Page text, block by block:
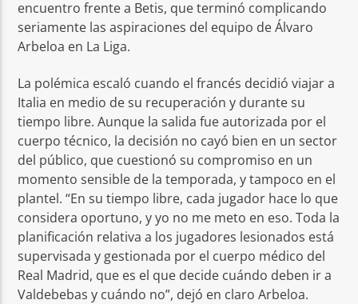
encuentro frente a Betis, que terminó complicando
seriamente las aspiraciones del equipo de Álvaro
Arbeloa en La Liga.
La polémica escaló cuando el francés decidió viajar a
Italia en medio de su recuperación y durante su
tiempo libre. Aunque la salida fue autorizada por el
cuerpo técnico, la decisión no cayó bien en un sector
del público, que cuestionó su compromiso en un
momento sensible de la temporada, y tampoco en el
plantel. “En su tiempo libre, cada jugador hace lo que
considera oportuno, y yo no me meto en eso. Toda la
planificación relativa a los jugadores lesionados está
supervisada y gestionada por el cuerpo médico del
Real Madrid, que es el que decide cuándo deben ir a
Valdebebas y cuándo no”, dejó en claro Arbeloa.